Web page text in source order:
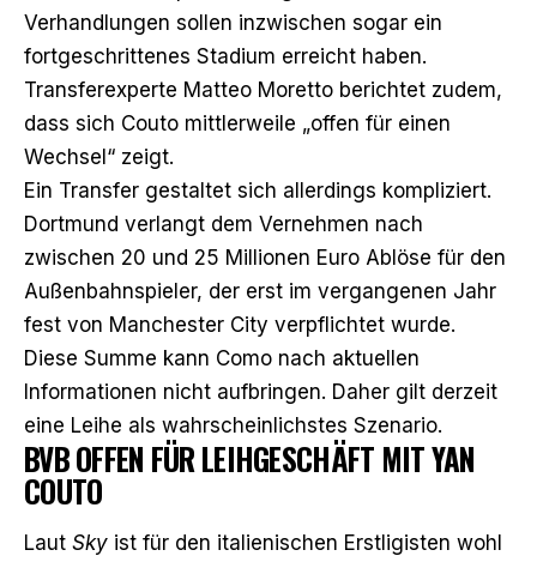
Verhandlungen sollen inzwischen sogar ein
fortgeschrittenes Stadium erreicht haben.
Transferexperte Matteo Moretto berichtet zudem,
dass sich Couto mittlerweile „offen für einen
Wechsel“ zeigt.
Ein Transfer gestaltet sich allerdings kompliziert.
Dortmund verlangt dem Vernehmen nach
zwischen 20 und 25 Millionen Euro Ablöse für den
Außenbahnspieler, der erst im vergangenen Jahr
fest von Manchester City verpflichtet wurde.
Diese Summe kann Como nach aktuellen
Informationen nicht aufbringen. Daher gilt derzeit
eine Leihe als wahrscheinlichstes Szenario.
BVB OFFEN FÜR LEIHGESCHÄFT MIT YAN
COUTO
Laut Sky ist für den italienischen Erstligisten wohl